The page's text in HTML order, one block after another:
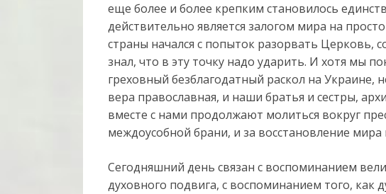
еще более и более крепким становилось
действительно является залогом мира на
страны начался с попыток разорвать Церковь,
знал, что в эту точку надо ударить. И хотя мы
греховный безблагодатный раскол на Украине,
вера православная, и наши братья и сестры,
вместе с нами продолжают молиться вокруг
междоусобной брани, и за восстановление мира
Сегодняшний день связан с воспоминанием
духовного подвига, с воспоминанием того, как